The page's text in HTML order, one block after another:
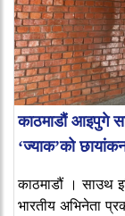
काठमाडौं आइपुगे
‘ज्याक’को
काठमाडौं । साउथ
भारतीय अभिनेता